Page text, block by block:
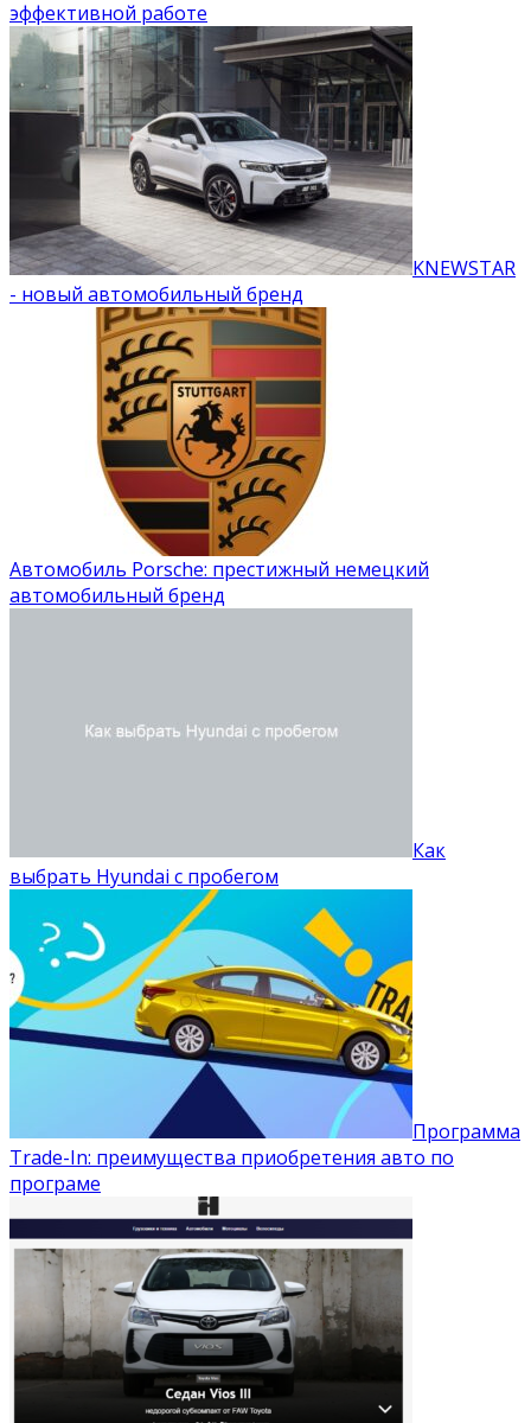
эффективной работе
KNEWSTAR
- новый автомобильный бренд
Автомобиль Porsche: престижный немецкий
автомобильный бренд
Как
выбрать Hyundai с пробегом
Программа
Trade-In: преимущества приобретения авто по
програме